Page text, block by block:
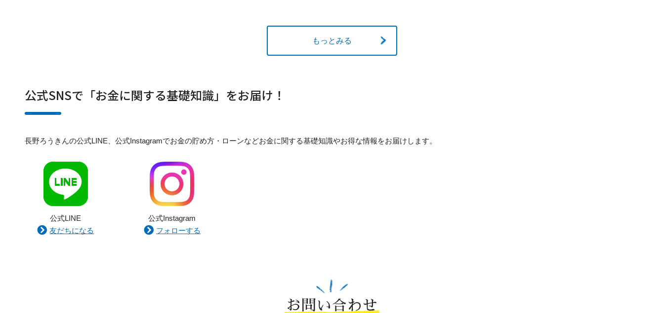
もっとみる
公式SNSで「お金に関する基礎知識」をお届け！
長野ろうきんの公式LINE、公式Instagramでお金の貯め方・ローンなどお金に関する基礎知識やお得な情報をお届けします。
公式LINE
友だちになる
公式Instagram
フォローする
お問い合わせ